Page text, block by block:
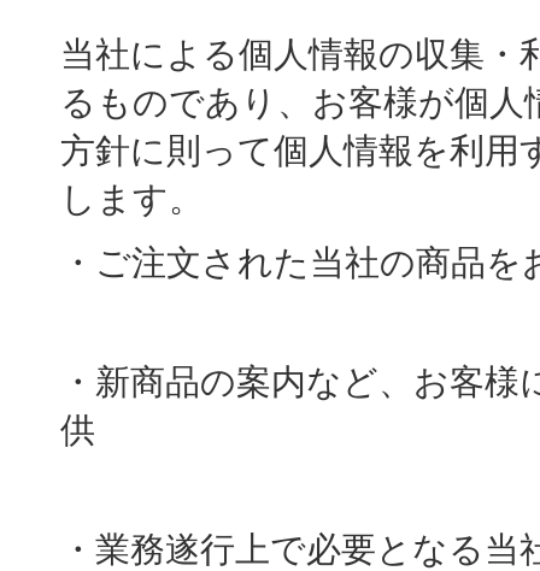
当社による個人情報の収集・
るものであり、お客様が個
方針に則って個人情報を利
します。
・ご注文された当社の商品
・新商品の案内など、お客
供
・業務遂行上で必要となる